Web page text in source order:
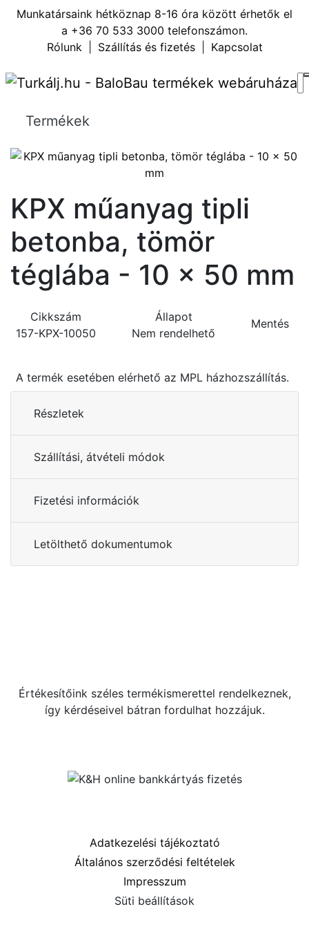
Munkatársaink hétköznap 8-16 óra között érhetők el
a +36 70 533 3000 telefonszámon.
Rólunk
Szállítás és fizetés Kapcsolat
Termékek
KPX műanyag tipli
betonba, tömör
téglába - 10 x 50 mm
Cikkszám
157-KPX-10050
Állapot
Nem rendelhető
Mentés
A termék esetében elérhető az MPL házhozszállítás.
Részletek
Szállítási, átvételi módok
Fizetési információk
Letölthető dokumentumok
Értékesítőink széles termékismerettel rendelkeznek,
így kérdéseivel bátran fordulhat hozzájuk.
Adatkezelési tájékoztató
Általános szerződési feltételek
Impresszum
Süti beállítások